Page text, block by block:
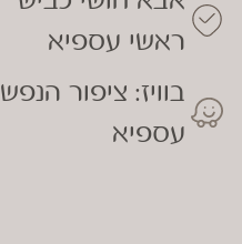
ראשי עספיא
בוויז: ציפור הנפש
עספיא